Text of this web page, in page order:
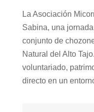
La Asociación
Sabina, una
conjunto de
Natural del Alto
voluntariado,
directo en un